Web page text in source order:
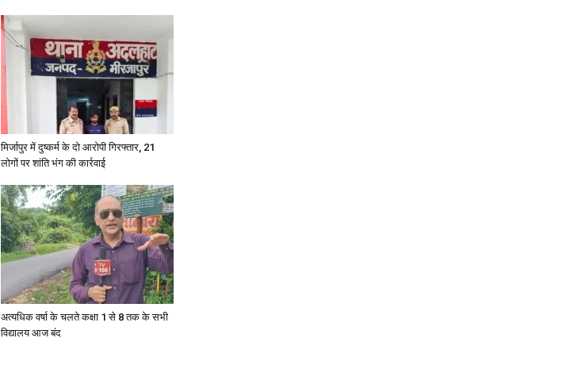
मिर्जापुर में दुष्कर्म के दो आरोपी गिरफ्तार, 21
लोगों पर शांति भंग की कार्रवाई
अत्यधिक वर्षा के चलते कक्षा 1 से 8 तक के सभी
विद्यालय आज बंद